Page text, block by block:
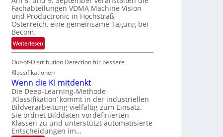
h
k
e
i
t
e
n
r
i
n
I
S
I
O
N
T
e
c
h
T
e
d
T
o
u
e
n
a
u
f
d
e
r
Fachabteilungen VDMA Machine Vision
und Productronic in Hochstraß,
Österreich, eine gemeinsame Tagung bei
Becom.
Weiterlesen:
T
a
g
u
n
g
z
u
E
Out-of-Distribution Detection für bessere
Klassifikationen
Wenn die KI mitdenkt
Die Deep-Learning-Methode
‚Klassifikation‘ kommt in der industriellen
Bildverarbeitung vielfältig zum Einsatz.
Sie ordnet Bilddaten vordefinierten
Klassen zu und unterstützt automatisierte
Entscheidungen im…